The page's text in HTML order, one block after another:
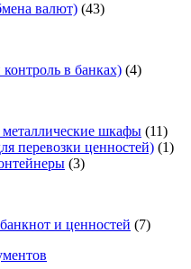
валют) (43)
в банках) (4)
шкафы (11)
перевозки ценностей) (1)
(3)
и ценностей (7)